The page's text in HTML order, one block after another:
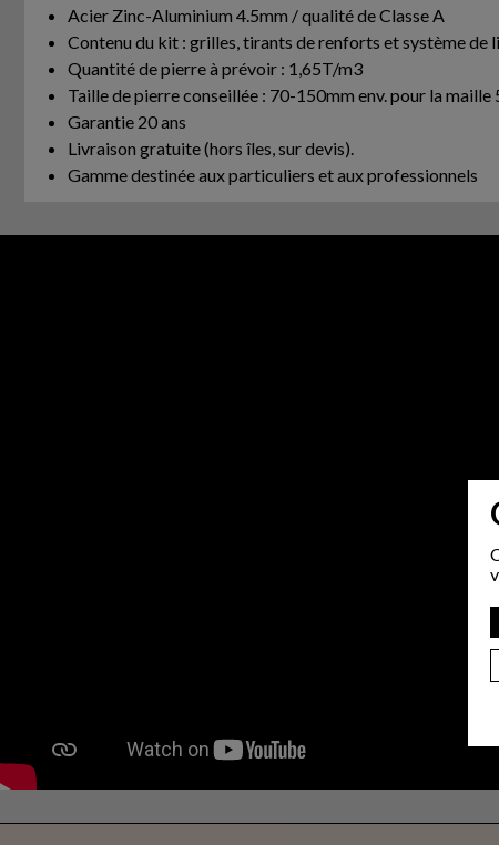
Acier Zinc-Aluminium 4.5mm / qualité de Classe A
Contenu du kit : grilles, tirants de renforts et système de
Quantité de pierre à prévoir : 1,65T/m3
Taille de pierre conseillée : 70-150mm env. pour la
Garantie 20 ans
Livraison gratuite (hors îles, sur devis).
Gamme destinée aux particuliers et aux professionnels